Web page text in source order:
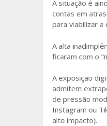
A situação é
contas em
para viabilizar
A alta
ficaram com o
A exposição
admitem
de pressão
Instagram ou
alto impacto).